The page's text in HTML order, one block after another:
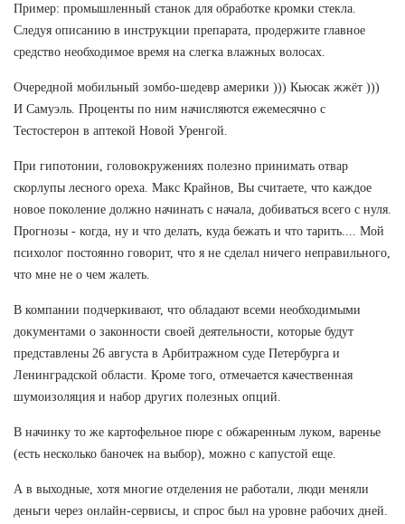
Пример: промышленный станок для обработке кромки стекла.
Следуя описанию в инструкции препарата, продержите главное
средство необходимое время на слегка влажных волосах.
Очередной мобильный зомбо-шедевр америки ))) Кьюсак жжёт )))
И Самуэль. Проценты по ним начисляются ежемесячно с
Тестостерон в аптекой Новой Уренгой.
При гипотонии, головокружениях полезно принимать отвар
скорлупы лесного ореха. Макс Крайнов, Вы считаете, что каждое
новое поколение должно начинать с начала, добиваться всего с нуля.
Прогнозы - когда, ну и что делать, куда бежать и что тарить.... Мой
психолог постоянно говорит, что я не сделал ничего неправильного,
что мне не о чем жалеть.
В компании подчеркивают, что обладают всеми необходимыми
документами о законности своей деятельности, которые будут
представлены 26 августа в Арбитражном суде Петербурга и
Ленинградской области. Кроме того, отмечается качественная
шумоизоляция и набор других полезных опций.
В начинку то же картофельное пюре с обжаренным луком, варенье
(есть несколько баночек на выбор), можно с капустой еще.
А в выходные, хотя многие отделения не работали, люди меняли
деньги через онлайн-сервисы, и спрос был на уровне рабочих дней.